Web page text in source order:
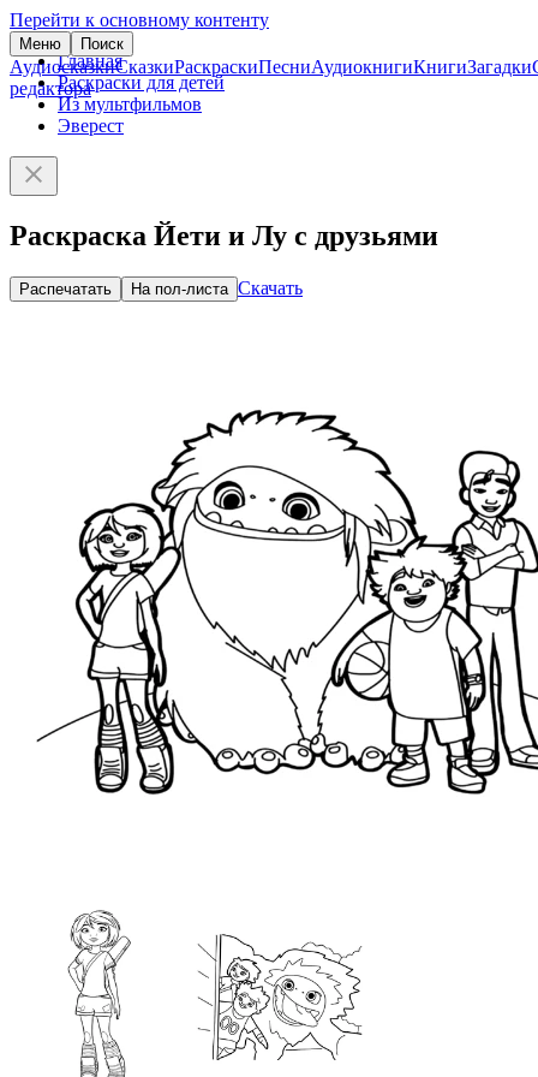
Перейти к основному контенту
Меню Поиск
АудиосказкиСказкиРаскраскиПесниАудиокнигиКнигиЗагадки
редактора
Главная
Раскраски для детей
Из мультфильмов
Эверест
Раскраска Йети и Лу с друзьями
Распечатать На пол-листа Скачать